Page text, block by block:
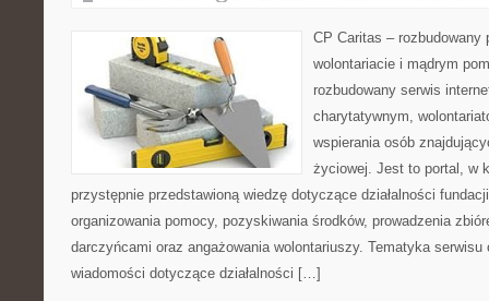
CP Caritas – rozbudowany
wolontariacie i mądrym
rozbudowany serwis
charytatywnym,
wspierania osób
życiowej. Jest to portal, w
przystępnie przedstawioną wiedzę dotyczące działalności
organizowania pomocy, pozyskiwania środków, prowadzenia
darczyńcami oraz angażowania wolontariuszy. Tematyka
wiadomości dotyczące działalności […]